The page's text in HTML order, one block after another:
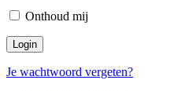
Onthoud mij
Je wachtwoord vergeten?